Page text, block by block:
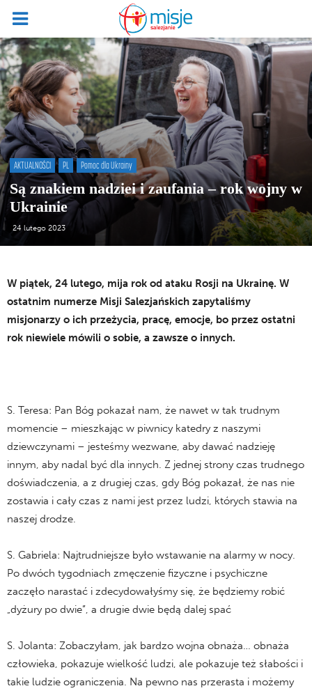
AKTUALNOŚCI PL Pomoc dla Ukrainy
Są znakiem nadziei i zaufania – rok wojny w
Ukrainie
24 lutego 2023
W piątek, 24 lutego, mija rok od ataku Rosji na Ukrainę. W
ostatnim numerze Misji Salezjańskich zapytaliśmy
misjonarzy o ich przeżycia, pracę, emocje, bo przez ostatni
rok niewiele mówili o sobie, a zawsze o innych.
S. Teresa: Pan Bóg pokazał nam, że nawet w tak trudnym
momencie – mieszkając w piwnicy katedry z naszymi
dziewczynami – jesteśmy wezwane, aby dawać nadzieję
innym, aby nadal być dla innych. Z jednej strony czas trudnego
doświadczenia, a z drugiej czas, gdy Bóg pokazał, że nas nie
zostawia i cały czas z nami jest przez ludzi, których stawia na
naszej drodze.
S. Gabriela: Najtrudniejsze było wstawanie na alarmy w nocy.
Po dwóch tygodniach zmęczenie fizyczne i psychiczne
zaczęło narastać i zdecydowałyśmy się, że będziemy robić
„dyżury po dwie”, a drugie dwie będą dalej spać
S. Jolanta: Zobaczyłam, jak bardzo wojna obnaża… obnaża
człowieka, pokazuje wielkość ludzi, ale pokazuje też słabości i
takie ludzie ograniczenia. Na pewno nas przerasta i możemy